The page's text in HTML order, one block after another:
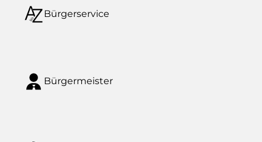
Bürgerservice
Bürgermeister